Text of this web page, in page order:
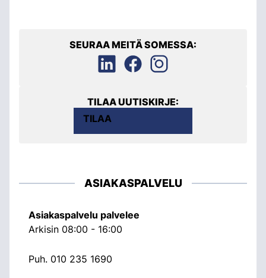
SEURAA MEITÄ SOMESSA:
TILAA UUTISKIRJE:
TILAA
ASIAKASPALVELU
Asiakaspalvelu palvelee
Arkisin 08:00 - 16:00
Puh. 010 235 1690